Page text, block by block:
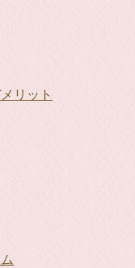
リット